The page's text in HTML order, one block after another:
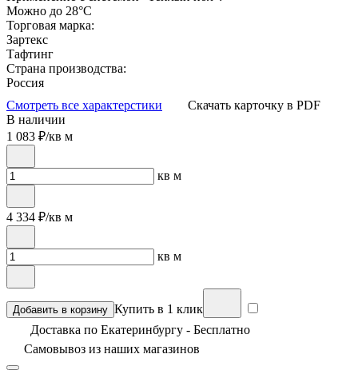
Можно до 28°С
Торговая марка:
Зартекс
Тафтинг
Страна производства:
Россия
Смотреть все характерстики
Скачать карточку в PDF
В наличии
1 083 ₽/кв м
кв м
4 334 ₽/кв м
кв м
Добавить в корзину Купить в 1 клик
Доставка по Екатеринбургу - Бесплатно
Самовывоз из наших магазинов